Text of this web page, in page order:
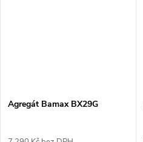
Agregát Bamax BX29G